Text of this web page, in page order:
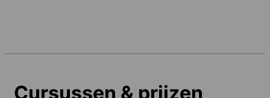
Cursussen & prijzen